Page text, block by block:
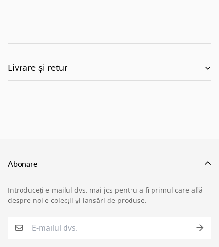
Livrare și retur
Această politică reglementează modul în care
produsele comandate de pe site-ul nostru sunt livrate
O.U.G. nr. 34/2014 privind drepturile
Abonare
Introduceți e-mailul dvs. mai jos pentru a fi primul care află
despre noile colecții și lansări de produse.